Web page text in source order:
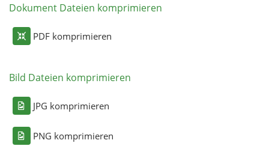
Dokument Dateien komprimieren
PDF komprimieren
Bild Dateien komprimieren
JPG komprimieren
PNG komprimieren